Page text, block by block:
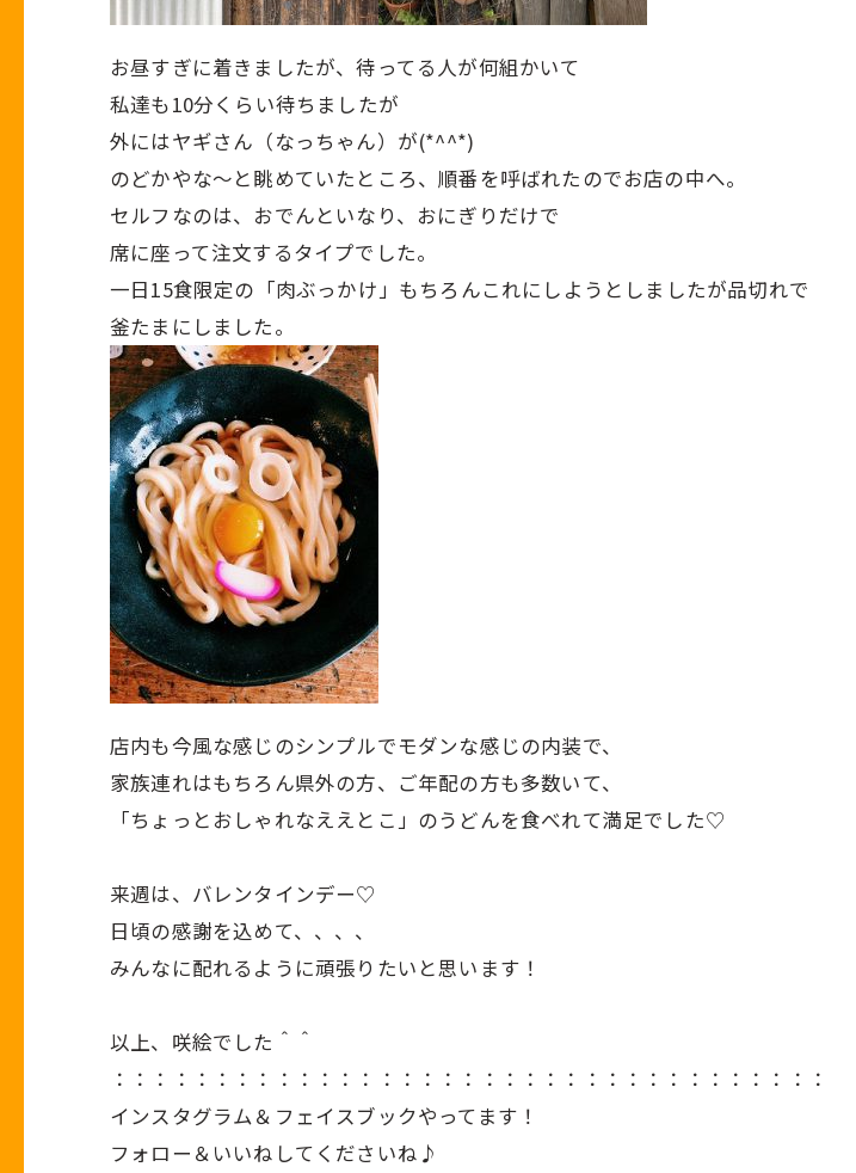
お昼すぎに着きましたが、待ってる人が何組かいて
私達も10分くらい待ちましたが
外にはヤギさん（なっちゃん）が(*^^*)
のどかやな～と眺めていたところ、順番を呼ばれたのでお店の中へ。
セルフなのは、おでんといなり、おにぎりだけで
席に座って注文するタイプでした。
一日15食限定の「肉ぶっかけ」もちろんこれにしようとしましたが品切れで
釜たまにしました。
店内も今風な感じのシンプルでモダンな感じの内装で、
家族連れはもちろん県外の方、ご年配の方も多数いて、
「ちょっとおしゃれなええとこ」のうどんを食べれて満足でした♡
来週は、バレンタインデー♡
日頃の感謝を込めて、、、、
みんなに配れるように頑張りたいと思います！
以上、咲絵でした＾＾
：：：：：：：：：：：：：：：：：：：：：：：：：：：：：：：：：：：
インスタグラム＆フェイスブックやってます！
フォロー＆いいねしてくださいね♪